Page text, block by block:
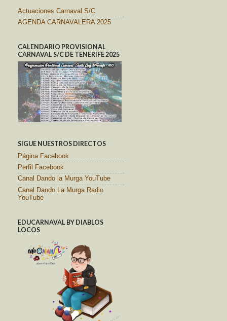
Actuaciones Carnaval S/C
AGENDA CARNAVALERA 2025
CALENDARIO PROVISIONAL
CARNAVAL S/C DE TENERIFE 2025
SIGUE NUESTROS DIRECTOS
Página Facebook
Perfil Facebook
Canal Dando la Murga YouTube
Canal Dando La Murga Radio
YouTube
EDUCARNAVAL BY DIABLOS
LOCOS